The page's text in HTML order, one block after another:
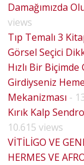
Damağımızda
views
Tıp Temalı 3
Görsel Seçici
Hızlı Bir Biçimde
Girdiyseniz
Mekanizması -
Kırık Kalp
10.615 views
VİTİLİGO VE
HERMES VE